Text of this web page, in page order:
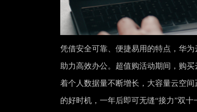
凭借安全可靠、便捷易用的特点，华
助力高效办公。超值购活动期间，购
着个人数据量不断增长，大容量云空
的好时机，一年后即可无缝“接力”双